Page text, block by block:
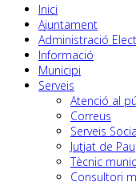
Inici
Ajuntament
Administració
Informació
Municipi
Serveis
Atenció al
Correus
Serveis
Jutjat de Pau
Tècnic
Consultori